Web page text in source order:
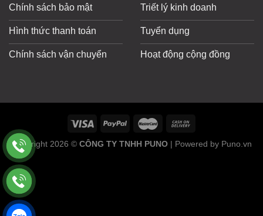
Chính sách bảo mật
Hình thức thanh toán
Chính sách vận chuyển
Triết lý kinh doanh
Tuyển dụng
Hoạt động cộng đồng
Copyright 2026 © CÔNG TY TNHH PUNO | Powered by Puno.vn